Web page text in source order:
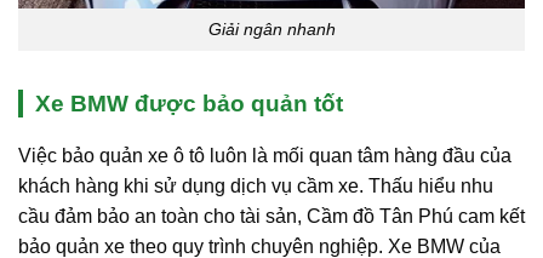
Giải ngân nhanh
Xe BMW được bảo quản tốt
Việc bảo quản xe ô tô luôn là mối quan tâm hàng đầu của
khách hàng khi sử dụng dịch vụ cầm xe. Thấu hiểu nhu
cầu đảm bảo an toàn cho tài sản, Cầm đồ Tân Phú cam kết
bảo quản xe theo quy trình chuyên nghiệp. Xe BMW của